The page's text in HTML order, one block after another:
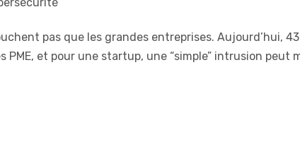
pas que les grandes entreprises. Aujourd’hui, 43
PME, et pour une startup, une “simple” intrusion peut